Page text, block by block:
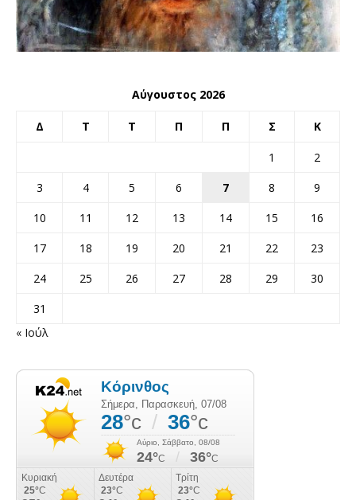
Αύγουστος 2026
Δ Τ Τ Π Π Σ Κ
1
2
3
4 5 6 7 8
9
10
11 12 13 14 15
16
17
18 19 20 21 22
23
24
25 26 27 28 29
30
31
« Ιούλ